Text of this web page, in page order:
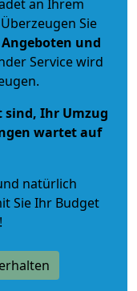
an Ihrem
Sie
und
Service wird
sind, Ihr Umzug
wartet auf
natürlich
Sie Ihr Budget